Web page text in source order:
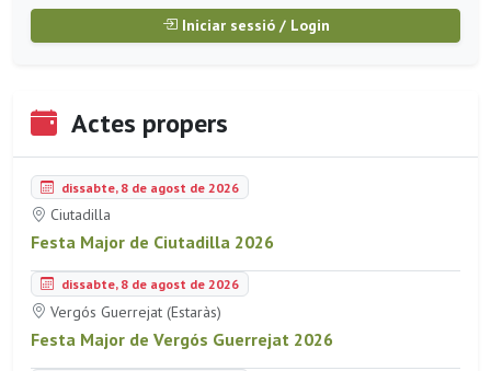
Iniciar sessió / Login
Actes propers
dissabte, 8 de agost de 2026
Ciutadilla
Festa Major de Ciutadilla 2026
dissabte, 8 de agost de 2026
Vergós Guerrejat (Estaràs)
Festa Major de Vergós Guerrejat 2026